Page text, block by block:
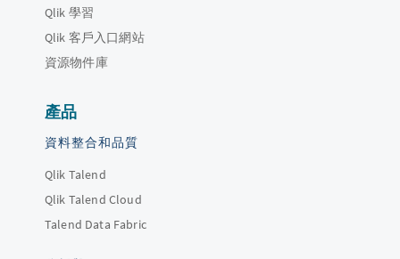
Qlik 學習
Qlik 客戶入口網站
資源物件庫
產品
資料整合和品質
Qlik Talend
Qlik Talend Cloud
Talend Data Fabric